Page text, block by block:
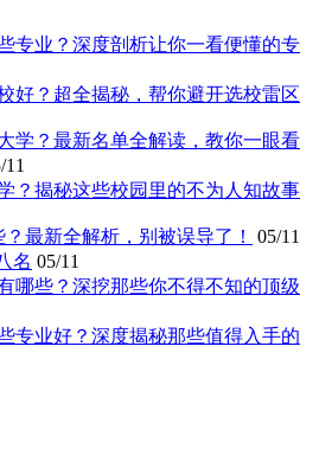
专业？深度剖析让你一看便懂的专
好？超全揭秘，帮你避开选校雷区
学？最新名单全解读，教你一眼看
11
？揭秘这些校园里的不为人知故事
最新全解析，别被误导了！
05/11
名 05/11
哪些？深挖那些你不得不知的顶级
专业好？深度揭秘那些值得入手的